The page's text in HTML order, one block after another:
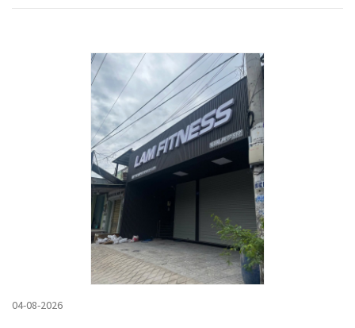
04-08-2026